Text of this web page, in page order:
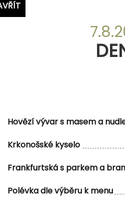
a máslovou zeleninou
Hovězí vývar s masem a
Krkonošské kyselo
Frankfurtská s parkem a
Polévka dle výběru k menu